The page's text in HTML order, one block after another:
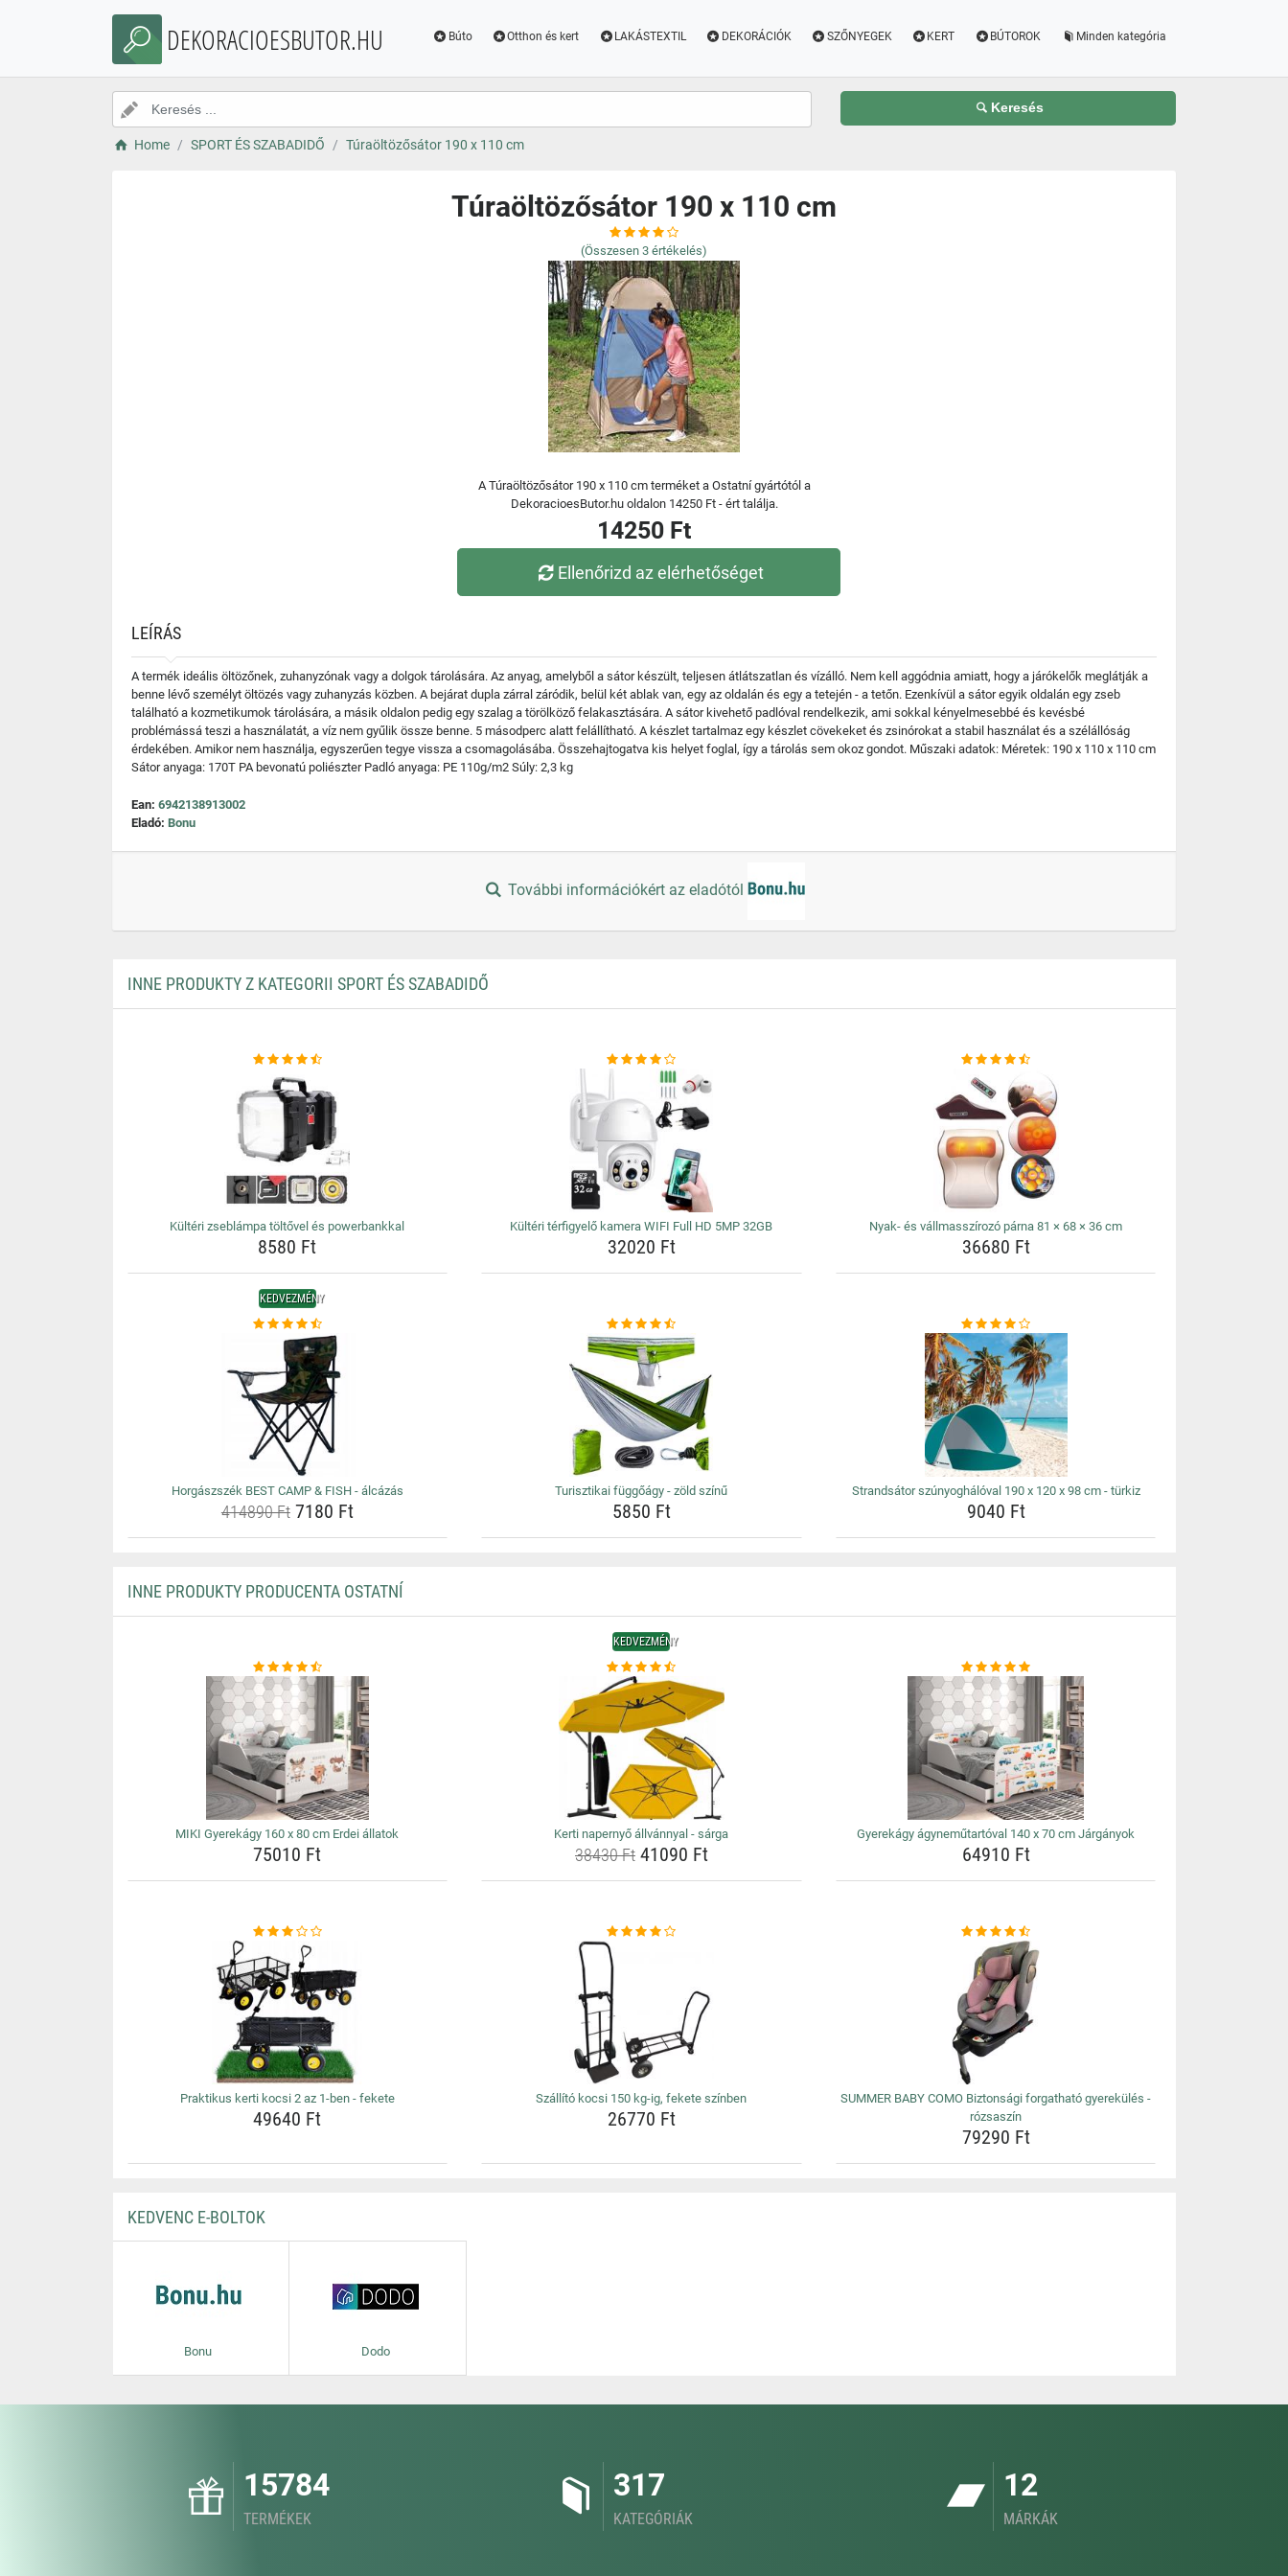
DEKORACIOESBUTOR.HU Búto Otthon és kert LAKÁSTEXTIL DEKORÁCIÓK SZŐNYEGEK KERT BÚTOROK Minden kategória
Keresés
Home SPORT ÉS SZABADIDŐ Túraöltözősátor 190 x 110 cm
Túraöltözősátor 190 x 110 cm
(Összesen 3 értékelés)
A Túraöltözősátor 190 x 110 cm terméket a Ostatní gyártótól a
DekoracioesButor.hu oldalon 14250 Ft - ért találja.
14250 Ft
Ellenőrizd az elérhetőséget
LEÍRÁS
A termék ideális öltözőnek, zuhanyzónak vagy a dolgok tárolására. Az anyag, amelyből a sátor készült, teljesen átlátszatlan és vízálló. Nem kell aggódnia amiatt, hogy a járókelők meglátják a
benne lévő személyt öltözés vagy zuhanyzás közben. A bejárat dupla zárral záródik, belül két ablak van, egy az oldalán és egy a tetején - a tetőn. Ezenkívül a sátor egyik oldalán egy zseb
található a kozmetikumok tárolására, a másik oldalon pedig egy szalag a törölköző felakasztására. A sátor kivehető padlóval rendelkezik, ami sokkal kényelmesebbé és kevésbé
problémássá teszi a használatát, a víz nem gyűlik össze benne. 5 másodperc alatt felállítható. A készlet tartalmaz egy készlet cövekeket és zsinórokat a stabil használat és a szélállóság
érdekében. Amikor nem használja, egyszerűen tegye vissza a csomagolásába. Összehajtogatva kis helyet foglal, így a tárolás sem okoz gondot. Műszaki adatok: Méretek: 190 x 110 x 110 cm
Sátor anyaga: 170T PA bevonatú poliészter Padló anyaga: PE 110g/m2 Súly: 2,3 kg
Ean: 6942138913002
Eladó: Bonu
További információkért az eladótól
INNE PRODUKTY Z KATEGORII SPORT ÉS SZABADIDŐ
Kültéri zseblámpa töltővel és powerbankkal
8580 Ft
Kültéri térfigyelő kamera WIFI Full HD 5MP 32GB
32020 Ft
Nyak- és vállmasszírozó párna 81 × 68 × 36 cm
36680 Ft
KEDVEZMÉNY
Horgászszék BEST CAMP & FISH - álcázás
414890 Ft7180 Ft
Turisztikai függőágy - zöld színű
5850 Ft
Strandsátor szúnyoghálóval 190 x 120 x 98 cm - türkiz
9040 Ft
INNE PRODUKTY PRODUCENTA OSTATNÍ
MIKI Gyerekágy 160 x 80 cm Erdei állatok
75010 Ft
KEDVEZMÉNY
Kerti napernyő állvánnyal - sárga
38430 Ft41090 Ft
Gyerekágy ágyneműtartóval 140 x 70 cm Járgányok
64910 Ft
Praktikus kerti kocsi 2 az 1-ben - fekete
49640 Ft
Szállító kocsi 150 kg-ig, fekete színben
26770 Ft
SUMMER BABY COMO Biztonsági forgatható gyerekülés -
rózsaszín
79290 Ft
KEDVENC E-BOLTOK
Bonu Dodo
15784
TERMÉKEK
317
KATEGÓRIÁK
12
MÁRKÁK